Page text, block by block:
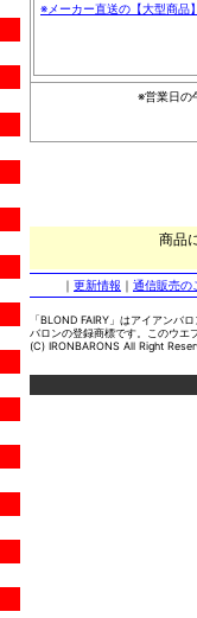
※メーカー直送の【大型商品
※営業日の
商品
｜ 更新情報 ｜ 通信販売の
「BLOND FAIRY」はアイアンバ
バロンの登録商標です。このウエ
(C) IRONBARONS All Right